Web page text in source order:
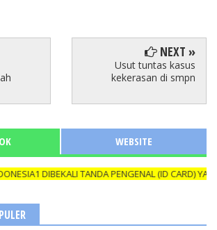
NEXT »
Usut tuntas kasus
kekerasan di smpn
WEBSITE
TANDA PENGENAL (ID CARD) YANG